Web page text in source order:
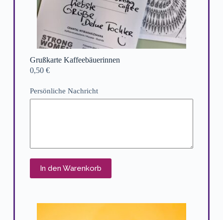
Grußkarte Kaffeebäuerinnen
0,50 €
Persönliche Nachricht
In den Warenkorb